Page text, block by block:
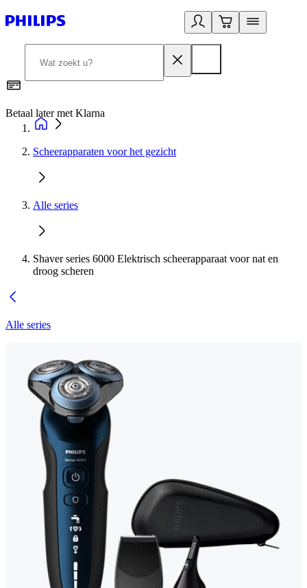
Betaal later met Klarna
Scheerapparaten voor het gezicht
Alle series
Shaver series 6000 Elektrisch scheerapparaat voor nat en
droog scheren
Alle series